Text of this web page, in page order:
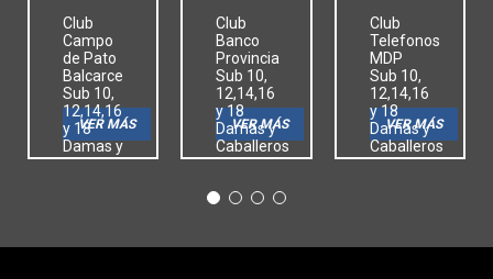
Club
Campo
de Pato
Balcarce
Sub 10,
12,14,16
y 18
Damas y
Caballeros
VER MÁS
Club
Banco
Provincia
Sub 10,
12,14,16
y 18
Damas y
Caballeros
Menores
VER MÁS
Club
Telefonos
MDP
Sub 10,
12,14,16
y 18
Damas y
Caballeros
Menores
VER MÁS